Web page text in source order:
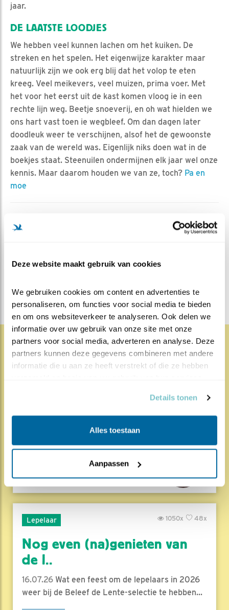
Deze website maakt gebruik van cookies
We gebruiken cookies om content en advertenties te
personaliseren, om functies voor social media te bieden
en om ons websiteverkeer te analyseren. Ook delen we
informatie over uw gebruik van onze site met onze
partners voor social media, adverteren en analyse. Deze
partners kunnen deze gegevens combineren met andere
informatie die u aan ze heeft verstrekt of die ze hebben
Details tonen
Alles toestaan
Aanpassen
jaar.
DE LAATSTE LOODJES
We hebben veel kunnen lachen om het kuiken. De
streken en het spelen. Het eigenwijze karakter maar
natuurlijk zijn we ook erg blij dat het volop te eten
kreeg. Veel meikevers, veel muizen, prima voer. Met
het voor het eerst uit de kast komen vloog ie in een
rechte lijn weg. Beetje snoeverij, en oh wat hielden we
ons hart vast toen ie wegbleef. Om dan dagen later
doodleuk weer te verschijnen, alsof het de gewoonste
zaak van de wereld was. Eigenlijk niks doen wat in de
boekjes staat. Steenuilen ondermijnen elk jaar wel onze
kennis. Maar daarom houden we van ze, toch? Pa en
moe
Vind ik leuk
Bewaar deze blog
MEER OVER
Natuur en Vogels 67x
1830x
17.07.26Beleef de Lente zit erop; seizoen 20 is
gedaan. Een jubileumseizoen laat je sowieso n..
Lees meer
Lepelaar 48x
1050x
Nog even (na)genieten van
de l..
16.07.26 Wat een feest om de lepelaars in 2026
weer bij de Beleef de Lente-selectie te hebben...